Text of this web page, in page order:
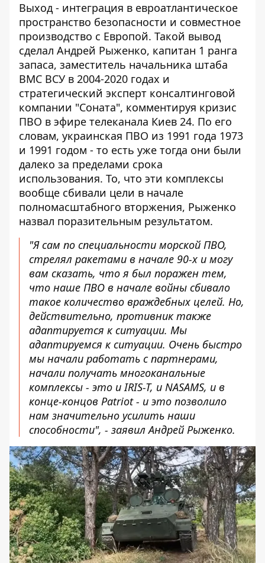
Выход - интеграция в евроатлантическое
пространство безопасности и совместное
производство с Европой. Такой вывод
сделал Андрей Рыженко, капитан 1 ранга
запаса, заместитель начальника штаба
ВМС ВСУ в 2004-2020 годах и
стратегический эксперт консалтинговой
компании "Соната", комментируя кризис
ПВО в эфире телеканала Киев 24. По его
словам, украинская ПВО из 1991 года 1973
и 1991 годом - то есть уже тогда они были
далеко за пределами срока
использования. То, что эти комплексы
вообще сбивали цели в начале
полномасштабного вторжения, Рыженко
назвал поразительным результатом.
"Я сам по специальности морской ПВО,
стрелял ракетами в начале 90-х и могу
вам сказать, что я был поражен тем,
что наше ПВО в начале войны сбивало
такое количество враждебных целей. Но,
действительно, противник также
адаптируется к ситуации. Мы
адаптируемся к ситуации. Очень быстро
мы начали работать с партнерами,
начали получать многоканальные
комплексы - это и IRIS-T, и NASAMS, и в
конце-концов Patriot - и это позволило
нам значительно усилить наши
способности", - заявил Андрей Рыженко.